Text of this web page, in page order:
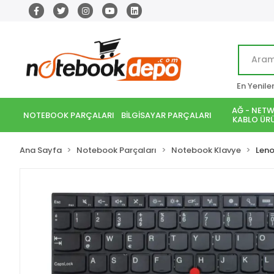
En Yeniler
NOTEBOOK PARÇALARI BİLGİSAYAR PARÇALARI AĞ -
KABLO
Ana Sayfa Notebook Parçaları Notebook Klavye